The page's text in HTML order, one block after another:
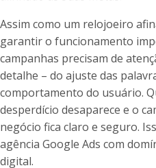
Assim como um relojoeiro
garantir o funcionamento
campanhas precisam de
detalhe – do ajuste das
comportamento do usuário.
desperdício desaparece e o
negócio fica claro e seguro.
agência Google Ads com
digital.